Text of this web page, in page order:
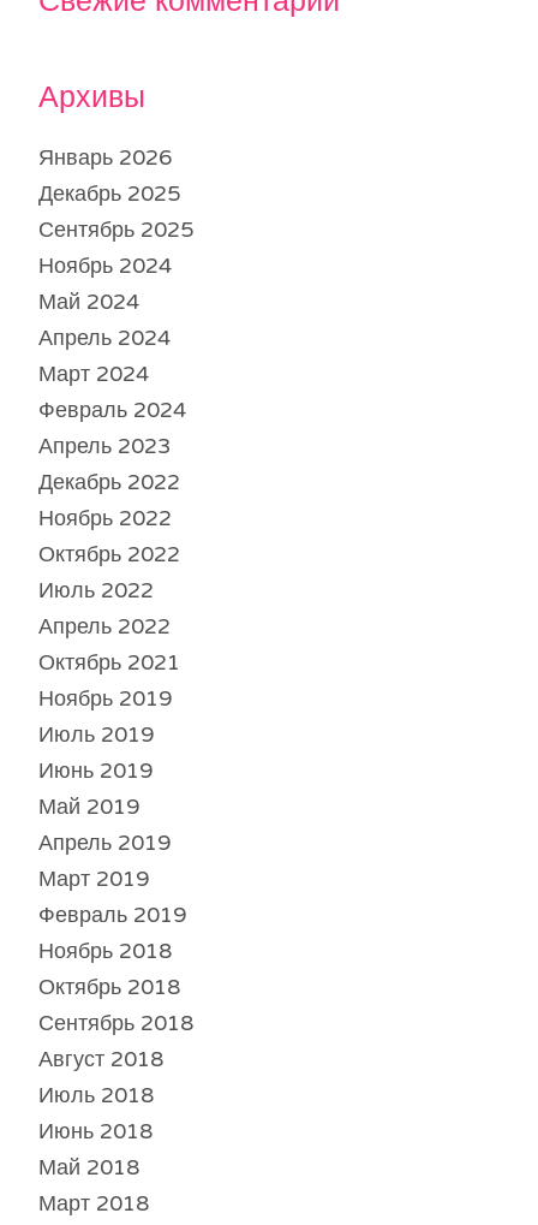
Архивы
Январь 2026
Декабрь 2025
Сентябрь 2025
Ноябрь 2024
Май 2024
Апрель 2024
Март 2024
Февраль 2024
Апрель 2023
Декабрь 2022
Ноябрь 2022
Октябрь 2022
Июль 2022
Апрель 2022
Октябрь 2021
Ноябрь 2019
Июль 2019
Июнь 2019
Май 2019
Апрель 2019
Март 2019
Февраль 2019
Ноябрь 2018
Октябрь 2018
Сентябрь 2018
Август 2018
Июль 2018
Июнь 2018
Май 2018
Март 2018